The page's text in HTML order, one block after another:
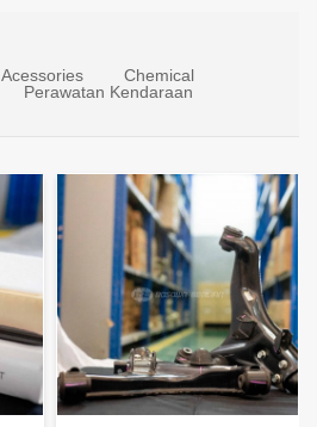
Acessories
Chemical
Perawatan Kendaraan